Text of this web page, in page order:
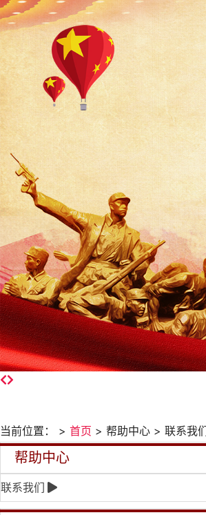
当前位置： > 首页 > 帮助中心 > 联系我
帮助中心
联系我们